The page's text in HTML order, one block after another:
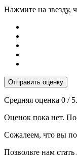
Нажмите на звезду,
Отправить оценку
Средняя оценка 0 /
Оценок пока нет.
Сожалеем, что вы
Позвольте нам